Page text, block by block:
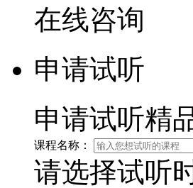
在线咨询
申请试听
申请试听精
课程名称：
请选择试听